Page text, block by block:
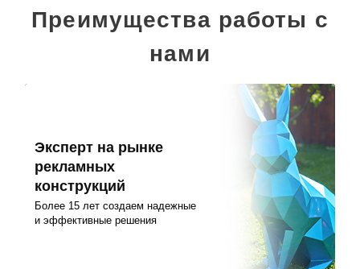
Преимущества работы с
нами
Эксперт на рынке
рекламных
конструкций
Более 15 лет создаем надежные
и эффективные решения